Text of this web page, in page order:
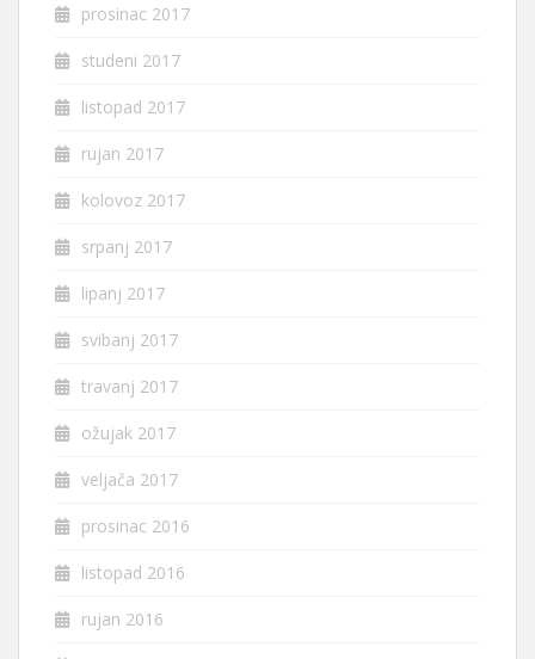
prosinac 2017
studeni 2017
listopad 2017
rujan 2017
kolovoz 2017
srpanj 2017
lipanj 2017
svibanj 2017
travanj 2017
ožujak 2017
veljača 2017
prosinac 2016
listopad 2016
rujan 2016